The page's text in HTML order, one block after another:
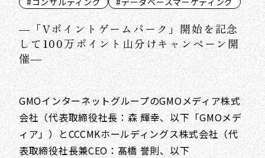
―「Vポイントゲームパーク」開始を記念
して100万ポイント山分けキャンペーン開
催―
GMOインターネットグループのGMOメディア株式
会社（代表取締役社長：森 輝幸、以下「GMOメデ
ィア」）とCCCMKホールディングス株式会社（代
表取締役社長兼CEO：髙橋 誉則、以下